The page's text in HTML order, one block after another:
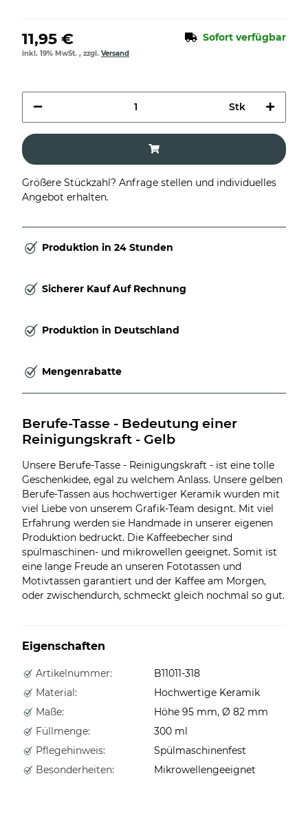
11,95 € Sofort verfügbar
inkl. 19% MwSt. , zzgl. Versand
Stk
Größere Stückzahl? Anfrage stellen und individuelles
Angebot erhalten.
Produktion in 24 Stunden
Sicherer Kauf Auf Rechnung
Produktion in Deutschland
Mengenrabatte
Berufe-Tasse - Bedeutung einer
Reinigungskraft - Gelb
Unsere Berufe-Tasse - Reinigungskraft - ist eine tolle
Geschenkidee, egal zu welchem Anlass. Unsere gelben
Berufe-Tassen aus hochwertiger Keramik wurden mit
viel Liebe von unserem Grafik-Team designt. Mit viel
Erfahrung werden sie Handmade in unserer eigenen
Produktion bedruckt. Die Kaffeebecher sind
spülmaschinen- und mikrowellen geeignet. Somit ist
eine lange Freude an unseren Fototassen und
Motivtassen garantiert und der Kaffee am Morgen,
oder zwischendurch, schmeckt gleich nochmal so gut.
Eigenschaften
Artikelnummer:
B11011-318
Material:
Hochwertige Keramik
Maße:
Höhe 95 mm, Ø 82 mm
Füllmenge:
300 ml
Pflegehinweis:
Spülmaschinenfest
Besonderheiten:
Mikrowellengeeignet